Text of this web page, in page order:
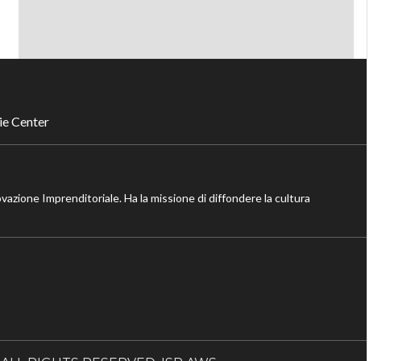
Center
Imprenditoriale. Ha la missione di diffondere la cultura